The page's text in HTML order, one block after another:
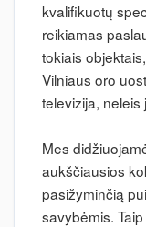
kvalifikuotų
reikiamas
tokiais
Vilniaus oro
televizija,
Mes
aukščiausios
pasižyminčią
savybėmis.